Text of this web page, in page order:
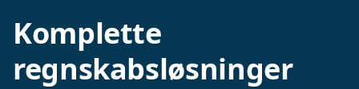
Komplette
regnskabsløsninger